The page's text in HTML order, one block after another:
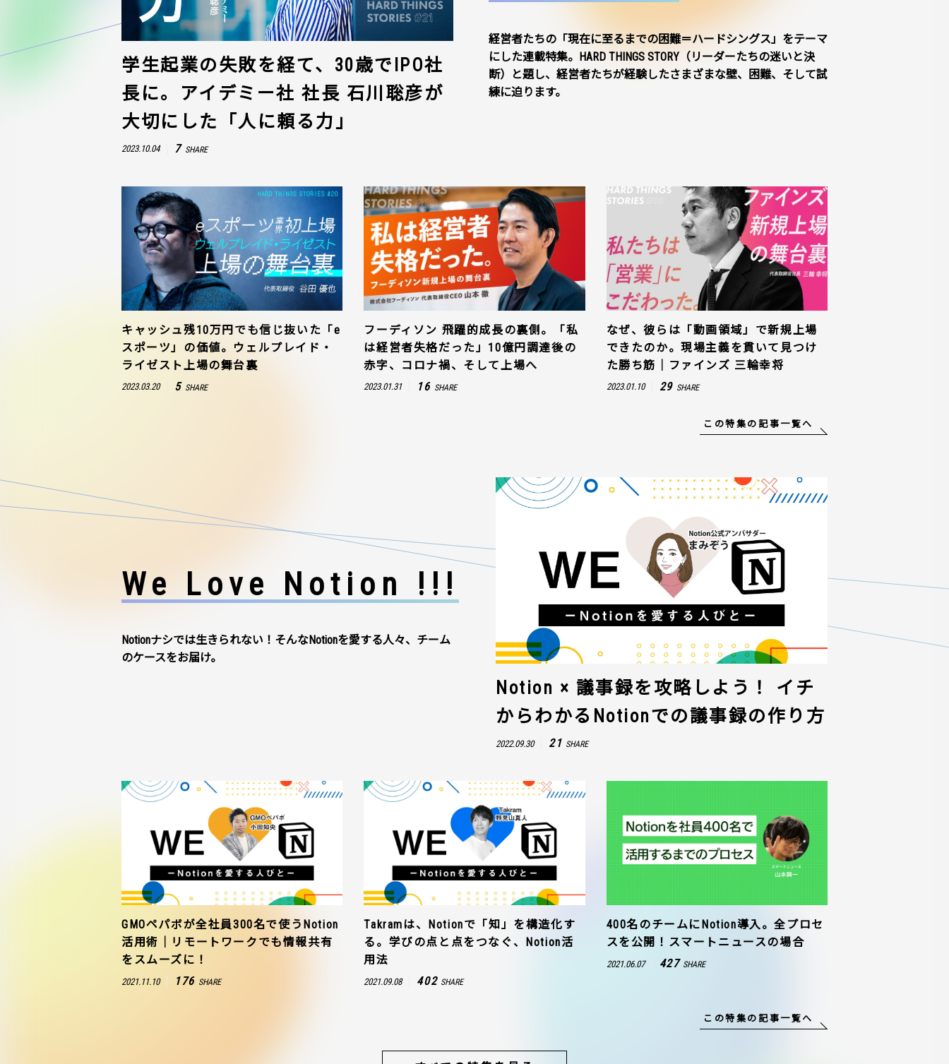
経営者たちの「現在に至るまでの困難＝ハードシングス」をテーマ
にした連載特集。HARD THINGS STORY（リーダーたちの迷いと決
断）と題し、経営者たちが経験したさまざまな壁、困難、そして試
練に迫ります。
学生起業の失敗を経て、30歳でIPO社
長に。アイデミー社 社長 石川聡彦が
大切にした「人に頼る力」
2023.10.04 7 SHARE
キャッシュ残10万円でも信じ抜いた「e
スポーツ」の価値。ウェルプレイド・
ライゼスト上場の舞台裏
2023.03.20 5 SHARE
フーディソン 飛躍的成長の裏側。「私
は経営者失格だった」10億円調達後の
赤字、コロナ禍、そして上場へ
2023.01.31 16 SHARE
なぜ、彼らは「動画領域」で新規上場
できたのか。現場主義を貫いて見つけ
た勝ち筋｜ファインズ 三輪幸将
2023.01.10 29 SHARE
この特集の記事一覧へ
We Love Notion !!!
Notionナシでは生きられない！そんなNotionを愛する人々、チーム
のケースをお届け。
Notion × 議事録を攻略しよう！ イチ
からわかるNotionでの議事録の作り方
2022.09.30 21 SHARE
GMOペパボが全社員300名で使うNotion
活用術｜リモートワークでも情報共有
をスムーズに！
2021.11.10 176 SHARE
Takramは、Notionで「知」を構造化す
る。学びの点と点をつなぐ、Notion活
用法
2021.09.08 402 SHARE
400名のチームにNotion導入。全プロセ
スを公開！スマートニュースの場合
2021.06.07 427 SHARE
この特集の記事一覧へ